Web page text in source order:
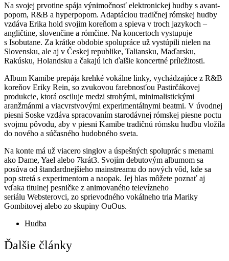
Na svojej prvotine spája výnimočnosť elektronickej hudby s avant-
popom, R&B a hyperpopom. Adaptáciou tradičnej rómskej hudby
vzdáva Erika hold svojim koreňom a spieva v troch jazykoch –
angličtine, slovenčine a rómčine. Na koncertoch vystupuje
s Isobutane. Za krátke obdobie spolupráce už vystúpili nielen na
Slovensku, ale aj v Českej republike, Taliansku, Maďarsku,
Rakúsku, Holandsku a čakajú ich ďalšie koncertné príležitosti.
Album Kamibe prepája krehké vokálne linky, vychádzajúce z R&B
koreňov Eriky Rein, so zvukovou farebnosťou Pastirčákovej
produkcie, ktorá osciluje medzi strohými, minimalistickými
aranžmánmi a viacvrstvovými experimentálnymi beatmi. V úvodnej
piesni Soske vzdáva spracovaním starodávnej rómskej piesne poctu
svojmu pôvodu, aby v piesni Kamibe tradičnú rómsku hudbu vložila
do nového a súčasného hudobného sveta.
Na konte má už viacero singlov a úspešných spoluprác s menami
ako Dame, Yael alebo 7krát3. Svojím debutovým albumom sa
posúva od štandardnejšieho mainstreamu do nových vôd, kde sa
pop stretá s experimentom a naopak. Jej hlas môžete poznať aj
vďaka titulnej pesničke z animovaného televízneho
seriálu Websterovci, zo sprievodného vokálneho tria Mariky
Gombitovej alebo zo skupiny OuOus.
Hudba
Ďalšie články